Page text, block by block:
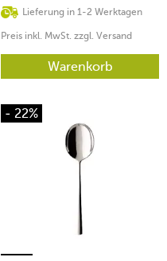
Lieferung in 1-2 Werktagen
Preis inkl. MwSt. zzgl. Versand
Warenkorb
- 22%